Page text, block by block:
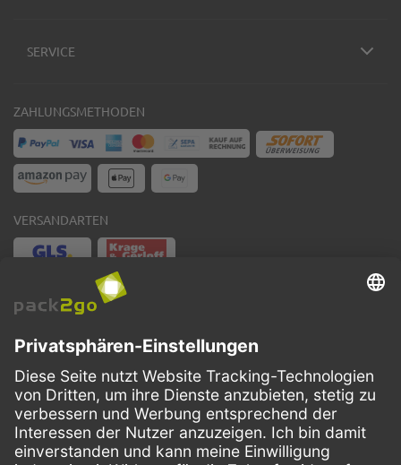
SERVICE
ZAHLUNGSMETHODEN
VERSANDARTEN
FacebookInstagram